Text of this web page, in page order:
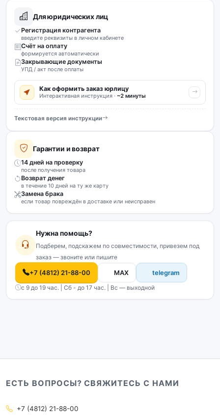
Для юридических лиц
Регистрация контрагента
введите реквизиты в личном кабинете
Счёт на оплату
формируется автоматически
Закрывающие документы
УПД / акт после оплаты
Как оформить заказ юрлицу
Интерактивная инструкция · ~2 минуты
Текстовая версия инструкции
Гарантии и возврат
14 дней на проверку
после получения товара
Возврат денег
в течение 10 дней на ту же карту
Замена брака
если товар повреждён в доставке или неисправен
Нужна помощь?
Подберем, подскажем по совместимости, привезем под
заказ — звоните или пишите
+7 (4812) 21-88-00 MAX telegram
с 9 до 19 час. | Сб - до 17 час. | Вс — выходной
ЕСТЬ ВОПРОСЫ? СВЯЖИТЕСЬ С НАМИ
+7 (4812) 21-88-00